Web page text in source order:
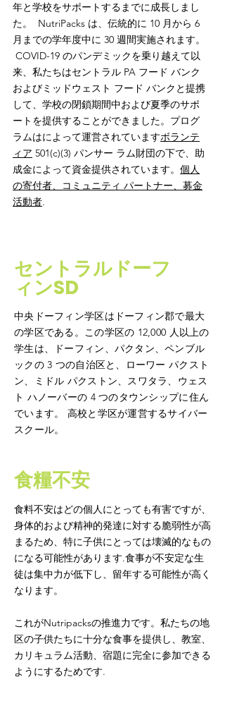
年と学校をサポートするまでに成長しまし
た。 NutriPacks は、伝統的に 10 月から 6
月までの学年度中に 30 週間実施されます。
COVID-19 のパンデミックを乗り越えて以
来、私たちはセントラル PA フード バンク
およびミッドウェスト フード バンクと提携
して、学校の閉鎖期間中および夏季のサポ
ートを提供することができました。プログ
ラムはによって運営されていますボランテ
ィア 501(c)(3) パンサー ラム財団の下で、助
成金によって資金提供されています。 個人
の寄付者、コミュニティ パートナー、募金
活動者.
セントラルドーフ
ィンSD
中央ドーフィン学区はドーフィン郡で最大
の学区である。この学区の 12,000 人以上の
学生は、ドーフィン、パクタン、ペンブル
ックの 3 つの自治区と、ローワー パクスト
ン、ミドル パクストン、スワタラ、ウェス
ト ハノーバーの 4 つのタウンシップに住ん
でいます。 高校と学区が運営するサイバー
スクール。
食糧不安
食料不安はどの個人にとっても有害ですが、
身体的および精神的発達に対する脆弱性が高
まるため、特に子供にとっては壊滅的なもの
になる可能性があります.食事が不安定な生
徒は集中力が低下し、留年する可能性が高く
なります。
これがNutripacksの推進力です。私たちの地
区の子供たちに十分な食事を提供し、教室、
カリキュラム活動、宿題に完全に参加できる
ようにするためです.